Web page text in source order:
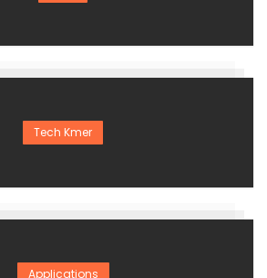
Tech Kmer
Applications